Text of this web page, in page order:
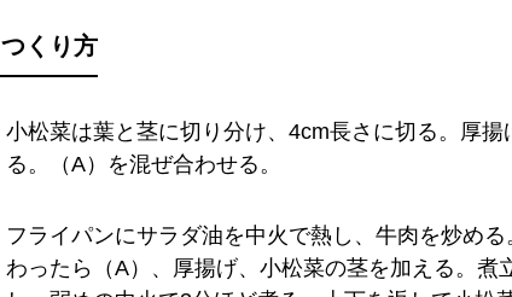
つくり方
小松菜は葉と茎に切り分け、4cm長さに切る。厚揚
る。（A）を混ぜ合わせる。
フライパンにサラダ油を中火で熱し、牛肉を炒め
わったら（A）、厚揚げ、小松菜の茎を加える。煮